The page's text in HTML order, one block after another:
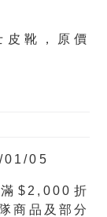
靴，原價
01/05
$2,000折
商品及部分